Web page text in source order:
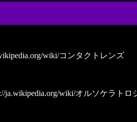
wiki/コンタクトレンズ
ja.wikipedia.org/wiki/オルソケラトロ